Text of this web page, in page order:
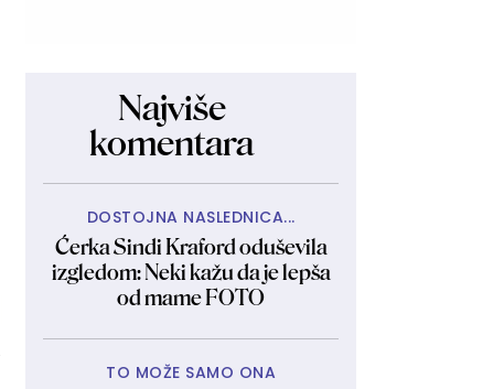
Najviše
komentara
DOSTOJNA NASLEDNICA...
Ćerka Sindi Kraford oduševila
izgledom: Neki kažu da je lepša
od mame FOTO
TO MOŽE SAMO ONA